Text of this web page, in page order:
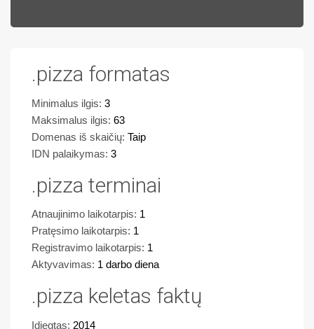
.pizza formatas
Minimalus ilgis: 3
Maksimalus ilgis: 63
Domenas iš skaičių: Taip
IDN palaikymas: 3
.pizza terminai
Atnaujinimo laikotarpis: 1
Pratęsimo laikotarpis: 1
Registravimo laikotarpis: 1
Aktyvavimas: 1 darbo diena
.pizza keletas faktų
Įdiegtas: 2014